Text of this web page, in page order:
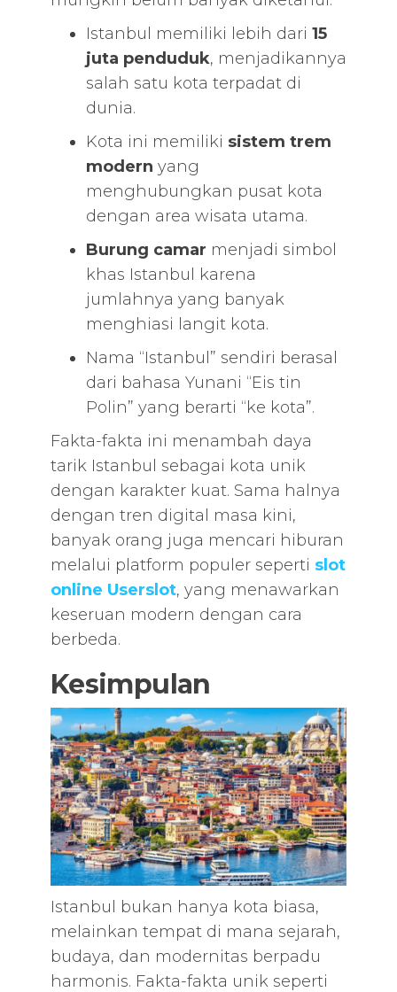
Istanbul memiliki lebih dari 15
juta penduduk, menjadikannya
salah satu kota terpadat di
dunia.
Kota ini memiliki sistem trem
modern yang
menghubungkan pusat kota
dengan area wisata utama.
Burung camar menjadi simbol
khas Istanbul karena
jumlahnya yang banyak
menghiasi langit kota.
Nama “Istanbul” sendiri berasal
dari bahasa Yunani “Eis tin
Polin” yang berarti “ke kota”.
Fakta-fakta ini menambah daya
tarik Istanbul sebagai kota unik
dengan karakter kuat. Sama halnya
dengan tren digital masa kini,
banyak orang juga mencari hiburan
melalui platform populer seperti slot
online Userslot, yang menawarkan
keseruan modern dengan cara
berbeda.
Kesimpulan
Istanbul bukan hanya kota biasa,
melainkan tempat di mana sejarah,
budaya, dan modernitas berpadu
harmonis. Fakta-fakta unik seperti